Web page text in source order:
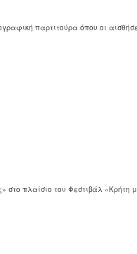
παρτιτούρα όπου οι
πλαίσιο του Φεστιβάλ «Κρήτη